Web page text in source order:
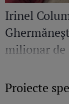
Irinel
milionar
Proiecte